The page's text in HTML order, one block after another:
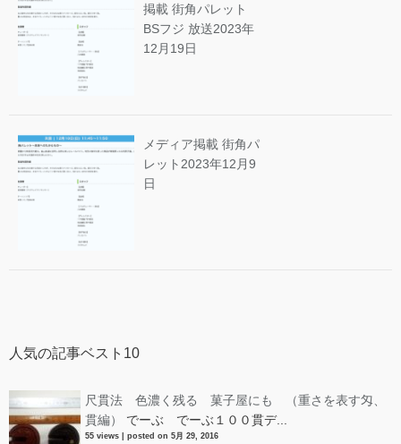
掲載 街角パレット
BSフジ 放送2023年
12月19日
メディア掲載 街角パ
レット 2023年12月9
日
人気の記事ベスト10
尺貫法 色濃く残る 菓子屋にも （重さを表す匁、
貫編）
でーぶ でーぶ１００貫デ...
55 views posted on 5月 29, 2016